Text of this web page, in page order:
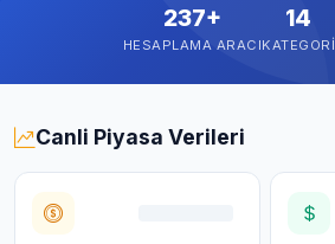
237+
HESAPLAMA ARACI
14
KATEGORI
Canli Piyasa Verileri